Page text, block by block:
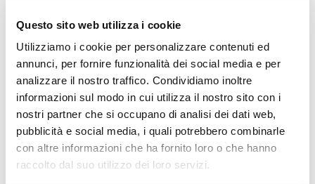
Questo sito web utilizza i cookie
Utilizziamo i cookie per personalizzare contenuti ed
annunci, per fornire funzionalità dei social media e per
analizzare il nostro traffico. Condividiamo inoltre
informazioni sul modo in cui utilizza il nostro sito con i
nostri partner che si occupano di analisi dei dati web,
pubblicità e social media, i quali potrebbero combinarle
con altre informazioni che ha fornito loro o che hanno
raccolto dal suo utilizzo dei loro servizi.
Un'ampia offerta per soddisfare anche i palati più
floreale; l’Ipa, aromatica ma non dolce; poco più alcolica
della Pils, la Bock Rossa, corposa e profumata e la Blonde
Ale, una birra chiara dal sapore estivo, proposta nella
variante con farro e segale al posto dell’orzo come
cereale di base.